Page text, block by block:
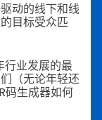
动的线下和线
目标受众匹
行业发展的最
（无论年轻还
码生成器如何